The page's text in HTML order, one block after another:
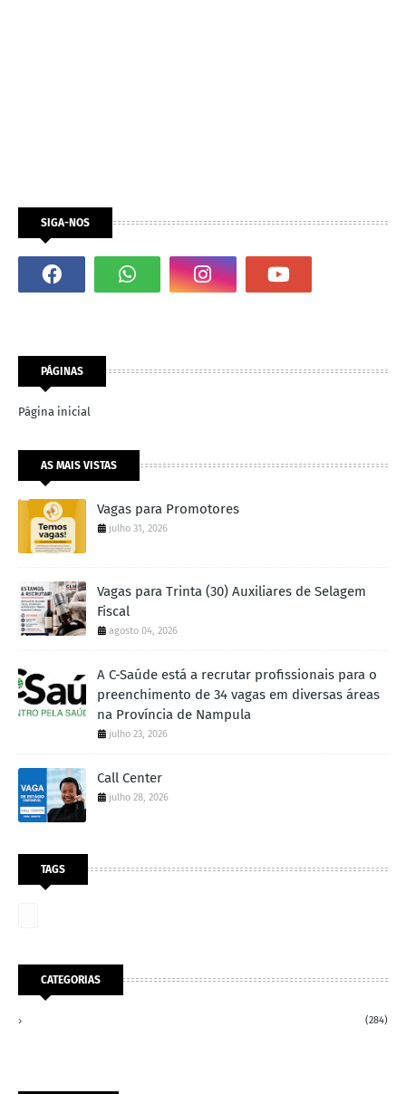
SIGA-NOS
PÁGINAS
Página inicial
AS MAIS VISTAS
Vagas para Promotores
julho 31, 2026
Vagas para Trinta (30) Auxiliares de Selagem
Fiscal
agosto 04, 2026
A C-Saúde está a recrutar profissionais para o
preenchimento de 34 vagas em diversas áreas
na Província de Nampula
julho 23, 2026
Call Center
julho 28, 2026
TAGS
CATEGORIAS
(284)